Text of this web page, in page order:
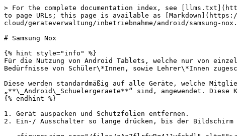
> For the complete documentation index, see
to page URLs; this page is available as
cloud/gerateverwaltung/inbetriebnahme/android/samsung-
# Samsung Nox
{% hint style="info" %}
Für die Nutzung von Android Tablets, welche nur von
Bedürfnisse von Schüler\*Innen, sowie Lehrer\*Innen
Diese werden standardmäßig auf alle Geräte, welche
„**\_Android\_Schuelergeraete**“ sind, angewendet.
{% endhint %}
1. Gerät auspacken und Schutzfolien entfernen.
2. Ein-/ Ausschalter so lange drücken, bis der